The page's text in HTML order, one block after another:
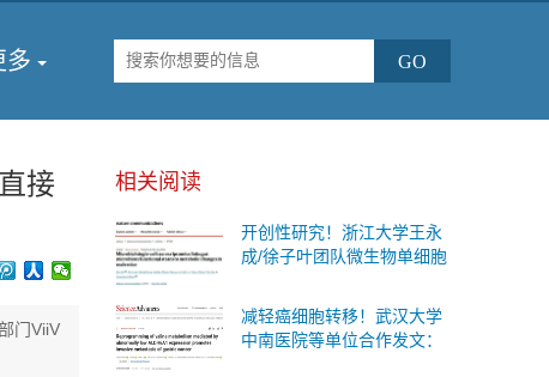
多
接
门ViiV
相关阅读
开创性研究！浙江大学王永
成/徐子叶团队微生物单细胞
差异”与糖尿病代谢变化的内
在联系
减轻癌细胞转移！武汉大学
中南医院等单位合作发文：